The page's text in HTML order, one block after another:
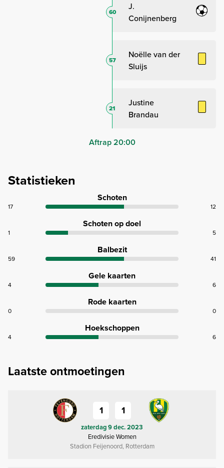
J.
Conijnenberg
60
Noëlle van der
Sluijs
57
Justine
Brandau
21
Aftrap 20:00
Statistieken
Schoten
17 12
Schoten op doel
1 5
Balbezit
59 41
Gele kaarten
4 6
Rode kaarten
0 0
Hoekschoppen
4 6
Laatste ontmoetingen
1 1
zaterdag 9 dec. 2023
Eredivisie Women
Stadion Feijenoord, Rotterdam